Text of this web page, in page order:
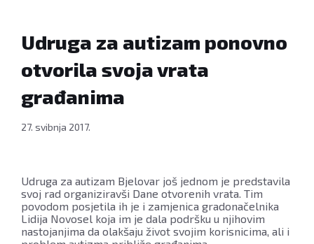
Udruga za autizam ponovno
otvorila svoja vrata
građanima
27. svibnja 2017.
Udruga za autizam Bjelovar još jednom je predstavila
svoj rad organiziravši Dane otvorenih vrata. Tim
povodom posjetila ih je i zamjenica gradonačelnika
Lidija Novosel koja im je dala podršku u njihovim
nastojanjima da olakšaju život svojim korisnicima, ali i